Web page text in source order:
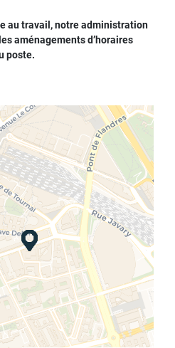
au travail, notre administration
aménagements d’horaires
poste.